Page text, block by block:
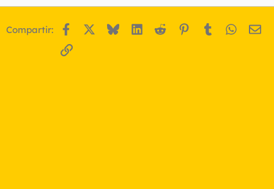
Compartir: Facebook BlueskyLinkedIn
Reddit Pinterest
Tumblr
Enlace